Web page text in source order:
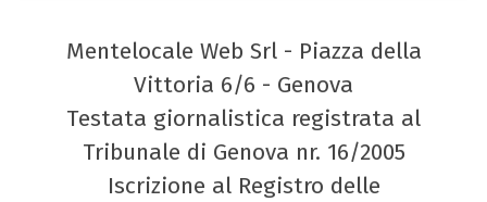
Mentelocale Web Srl - Piazza della
Vittoria 6/6 - Genova
Testata giornalistica registrata al
Tribunale di Genova nr. 16/2005
Iscrizione al Registro delle